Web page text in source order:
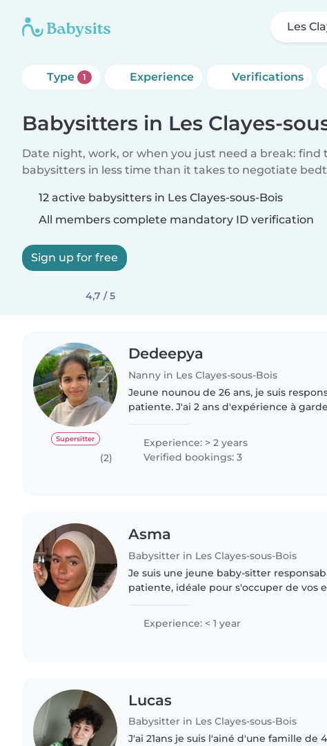
Les
Type 1 Experience Verifications
Babysitters in Les Clayes-
Date night, work, or when you just need a break: find
babysitters in less time than it takes to negotiate
12 active babysitters in Les Clayes-sous-Bois
All members complete mandatory ID verification
Sign up for free
4,7 / 5
Supersitter
(2)
Dedeepya
Nanny in Les Clayes-sous-Bois
Jeune nounou de 26 ans, je suis
patiente. J'ai 2 ans d'expérience à
pas certifiée..
Experience: > 2 years
Verified bookings: 3
Asma
Babysitter in Les Clayes-sous-Bois
Je suis une jeune baby-sitter
patiente, idéale pour s'occuper de vos
Experience: < 1 year
Lucas
Babysitter in Les Clayes-sous-Bois
J'ai 21ans je suis l'ainé d'une famille de